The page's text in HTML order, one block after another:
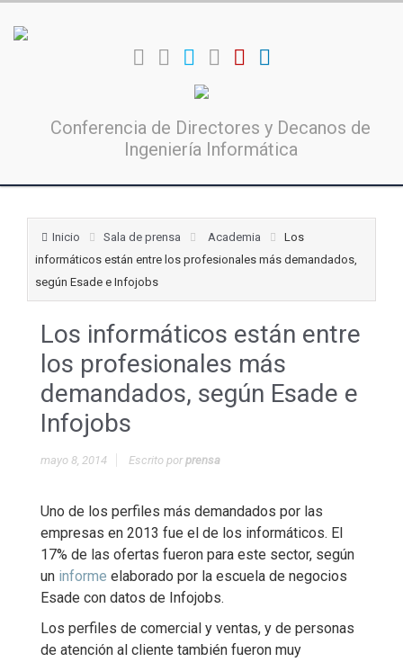
Conferencia de Directores y Decanos de
Ingeniería Informática
Inicio Sala de prensa Academia
Los
informáticos están entre los profesionales más demandados,
según Esade e Infojobs
Los informáticos están entre
los profesionales más
demandados, según Esade e
Infojobs
mayo 8, 2014 Escrito porprensa
Uno de los perfiles más demandados por las
empresas en 2013 fue el de los informáticos. El
17% de las ofertas fueron para este sector, según
un informe elaborado por la escuela de negocios
Esade con datos de Infojobs.
Los perfiles de comercial y ventas, y de personas
de atención al cliente también fueron muy